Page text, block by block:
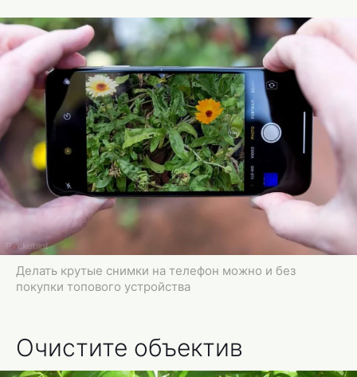
Делать крутые снимки на телефон можно и без
покупки топового устройства
Очистите объектив